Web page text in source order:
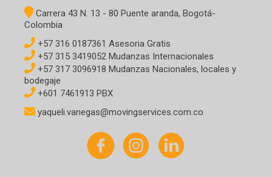
Carrera 43 N. 13 - 80 Puente aranda, Bogotá-
Colombia
+57 316 0187361 Asesoria Gratis
+57 315 3419052 Mudanzas Internacionales
+57 317 3096918 Mudanzas Nacionales, locales y
bodegaje
+601 7461913 PBX
yaqueli.vanegas@movingservices.com.co